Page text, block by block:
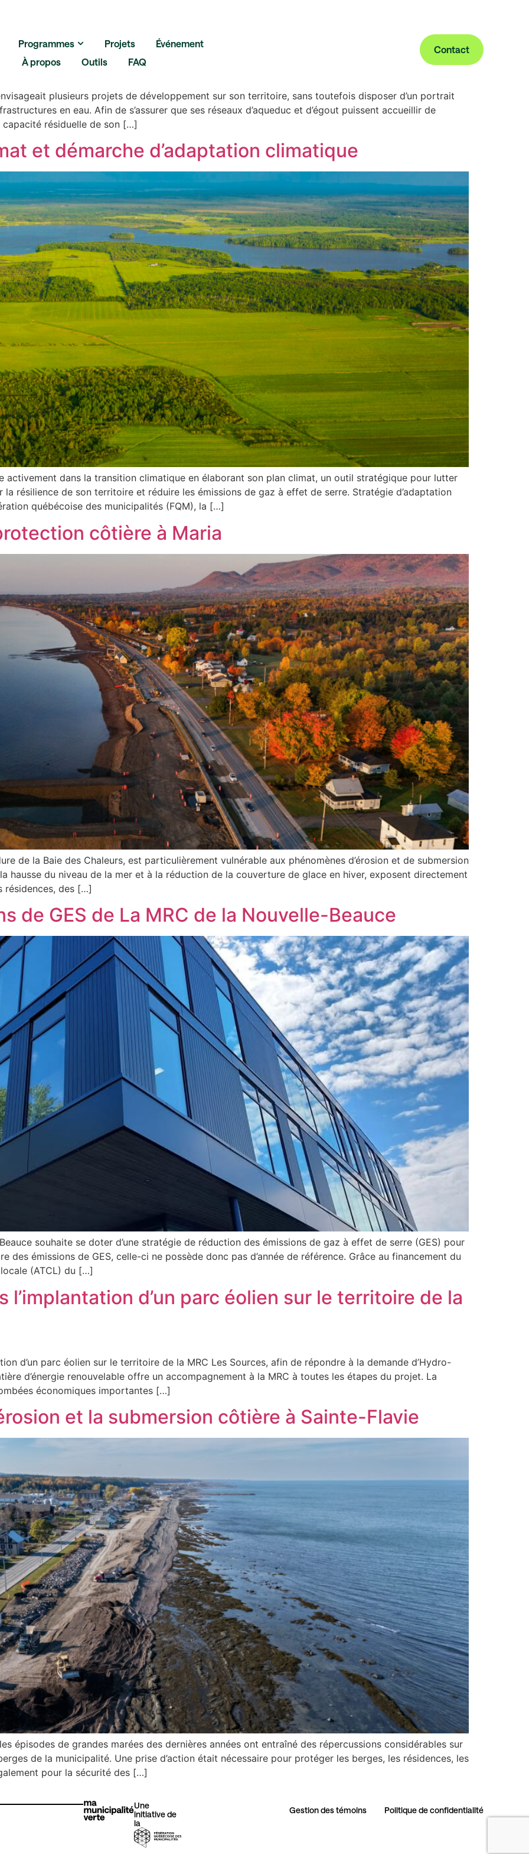
Programmes Projets
Événement
À propos
Outils FAQ
Contact
Gestion durable de l’eau
Érosion côtière
Autres initiatives vertes
d’eau potable et d’eaux usées
plusieurs projets de développement sur son territoire, sans toutefois disposer d’un portrait
en eau. Afin de s’assurer que ses réseaux d’aqueduc et d’égout puissent accueillir de
capacité résiduelle de son […]
et démarche d’adaptation climatique
activement dans la transition climatique en élaborant son plan climat, un outil stratégique pour lutter
résilience de son territoire et réduire les émissions de gaz à effet de serre. Stratégie d’adaptation
québécoise des municipalités (FQM), la […]
côtière à Maria
de la Baie des Chaleurs, est particulièrement vulnérable aux phénomènes d’érosion et de submersion
hausse du niveau de la mer et à la réduction de la couverture de glace en hiver, exposent directement
résidences, des […]
de GES de La MRC de la Nouvelle-Beauce
souhaite se doter d’une stratégie de réduction des émissions de gaz à effet de serre (GES) pour
des émissions de GES, celle-ci ne possède donc pas d’année de référence. Grâce au financement du
(ATCL) du […]
d’un parc éolien sur le territoire de la
d’un parc éolien sur le territoire de la MRC Les Sources, afin de répondre à la demande d’Hydro-
d’énergie renouvelable offre un accompagnement à la MRC à toutes les étapes du projet. La
économiques importantes […]
et la submersion côtière à Sainte-Flavie
épisodes de grandes marées des dernières années ont entraîné des répercussions considérables sur
de la municipalité. Une prise d’action était nécessaire pour protéger les berges, les résidences, les
pour la sécurité des […]
Une
initiative de
la
Gestion des témoins​ Politique de confidentialité